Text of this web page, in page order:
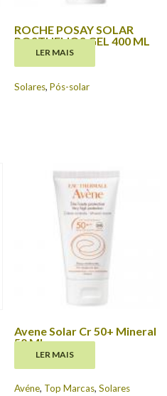
ROCHE POSAY SOLAR
POSTHELIOS GEL 400 ML
20.90
LER MAIS
Solares, Pós-solar
Avene Solar Cr 50+ Mineral
50 Ml
16.95
LER MAIS
Avéne, Top Marcas, Solares